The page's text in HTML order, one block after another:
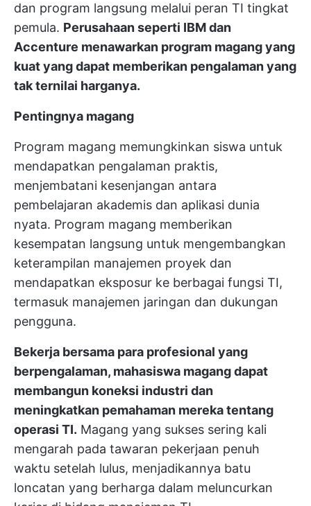
dan program langsung melalui peran TI tingkat
pemula. Perusahaan seperti IBM dan
Accenture menawarkan program magang yang
kuat yang dapat memberikan pengalaman yang
tak ternilai harganya.
Pentingnya magang
Program magang memungkinkan siswa untuk
mendapatkan pengalaman praktis,
menjembatani kesenjangan antara
pembelajaran akademis dan aplikasi dunia
nyata. Program magang memberikan
kesempatan langsung untuk mengembangkan
keterampilan manajemen proyek dan
mendapatkan eksposur ke berbagai fungsi TI,
termasuk manajemen jaringan dan dukungan
pengguna.
Bekerja bersama para profesional yang
berpengalaman, mahasiswa magang dapat
membangun koneksi industri dan
meningkatkan pemahaman mereka tentang
operasi TI. Magang yang sukses sering kali
mengarah pada tawaran pekerjaan penuh
waktu setelah lulus, menjadikannya batu
loncatan yang berharga dalam meluncurkan